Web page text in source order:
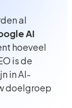
al
AI
hoeveel
is de
in AI-
doelgroep